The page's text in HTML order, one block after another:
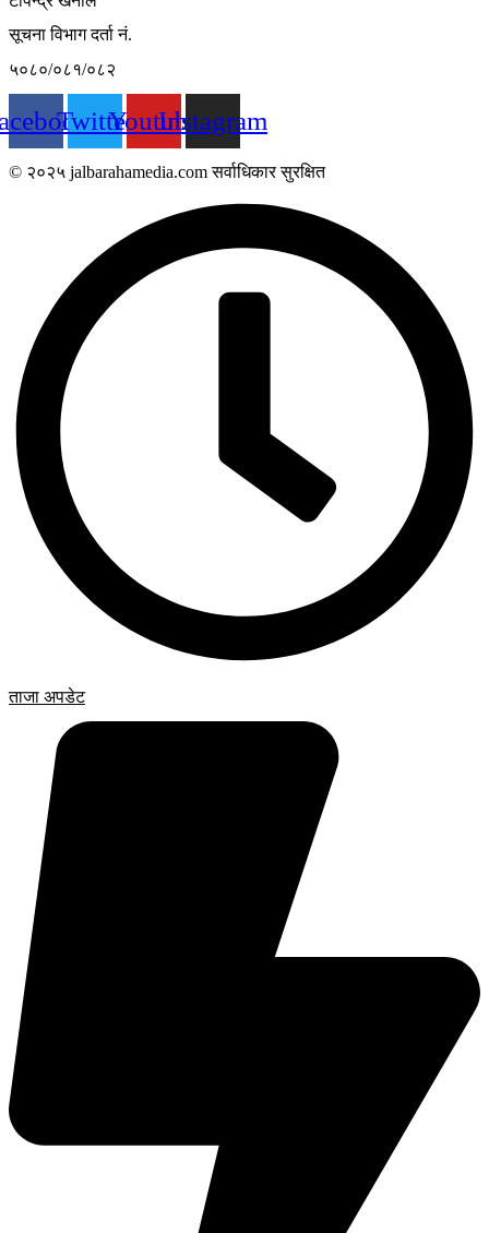
सूचना विभाग दर्ता नं.
५०८०/०८१/०८२
TwitterYoutubeInstagram
© २०२५ jalbarahamedia.com सर्वाधिकार सुरक्षित
ताजा अपडेट